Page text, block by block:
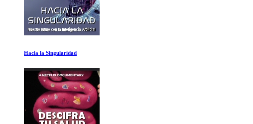
No hay otra tierra